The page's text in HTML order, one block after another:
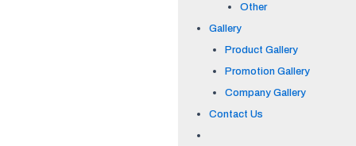
Other
Gallery
Product Gallery
Promotion Gallery
Company Gallery
Contact Us